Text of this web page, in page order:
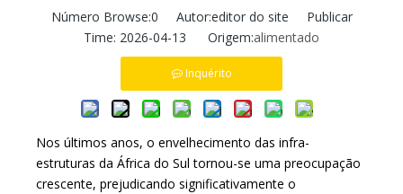
Número Browse:0 Autor:editor do site Publicar
Time: 2026-04-13 Origem:alimentado
Inquérito
Nos últimos anos, o envelhecimento das infra-
estruturas da África do Sul tornou-se uma preocupação
crescente, prejudicando significativamente o